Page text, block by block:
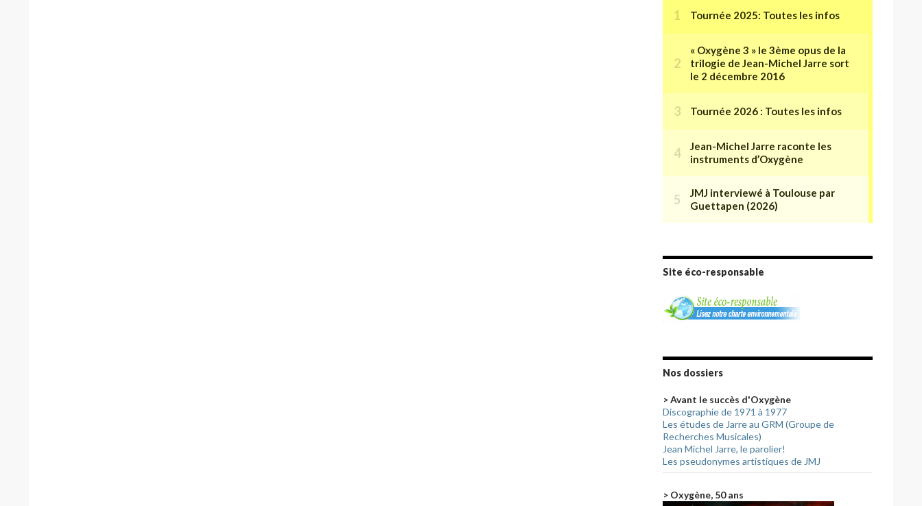
Site éco-responsable
Nos dossiers
> Avant le succès d'Oxygène
Discographie de 1971 à 1977
Les études de Jarre au GRM (Groupe de
Recherches Musicales)
Jean Michel Jarre, le parolier!
Les pseudonymes artistiques de JMJ
> Oxygène, 50 ans